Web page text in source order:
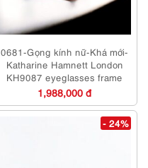
0681-Gọng kính nữ-Khá mới-
Katharine Hamnett London
KH9087 eyeglasses frame
1,988,000 đ
- 24%